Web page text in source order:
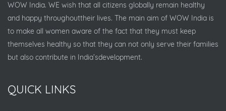
WOW India. WE wish that all citizens globally remain healthy
and happy throughouttheir lives. The main aim of WOW India is
to make all women aware of the fact that they must keep
themselves healthy so that they can not only serve their families
but also contribute in India’sdevelopment.
QUICK LINKS